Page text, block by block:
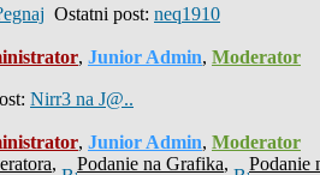
Ostatni post: neq1910
, Junior Admin, Moderator
Nirr3 na J@..
, Junior Admin, Moderator
, Podanie na Grafika,
Podanie